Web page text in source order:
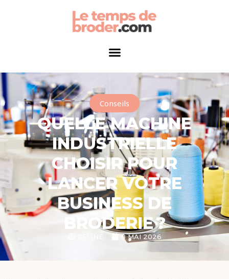
Conseils
QUELLE MACHINE
INDUSTRIELLE
CHOISIR POUR
LANCER VOTRE
BUSINESS DE
BRODERIE ?
8 MAI 2026